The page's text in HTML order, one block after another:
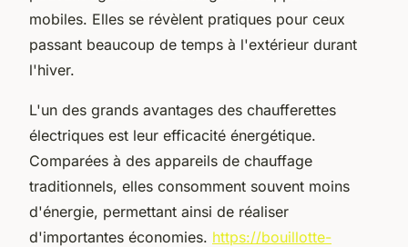
mobiles. Elles se révèlent pratiques pour ceux
passant beaucoup de temps à l'extérieur durant
l'hiver.
L'un des grands avantages des chaufferettes
électriques est leur efficacité énergétique.
Comparées à des appareils de chauffage
traditionnels, elles consomment souvent moins
d'énergie, permettant ainsi de réaliser
d'importantes économies. https://bouillotte-